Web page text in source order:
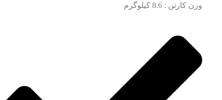
وزن کارتن : 8.6 کیلوگرم